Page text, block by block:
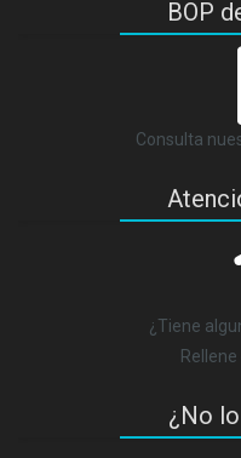
BOP
Consulta
¿Tiene
Rellene
¿No